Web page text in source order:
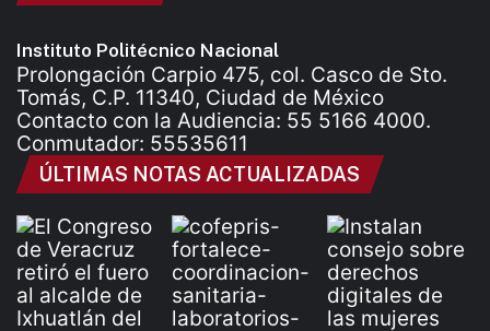
Instituto Politécnico Nacional
Prolongación Carpio 475, col. Casco de Sto.
Tomás, C.P. 11340, Ciudad de México
Contacto con la Audiencia: 55 5166 4000.
Conmutador: 55535611
ÚLTIMAS NOTAS ACTUALIZADAS